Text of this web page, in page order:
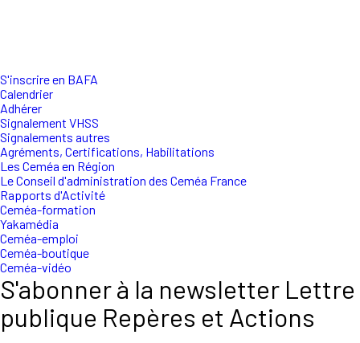
S'inscrire en BAFA
Calendrier
Adhérer
Signalement VHSS
Signalements autres
Agréments, Certifications, Habilitations
Les Ceméa en Région
Le Conseil d'administration des Ceméa France
Rapports d'Activité
Ceméa-formation
Yakamédia
Ceméa-emploi
Ceméa-boutique
Ceméa-vidéo
S'abonner à la newsletter Lettre
publique Repères et Actions